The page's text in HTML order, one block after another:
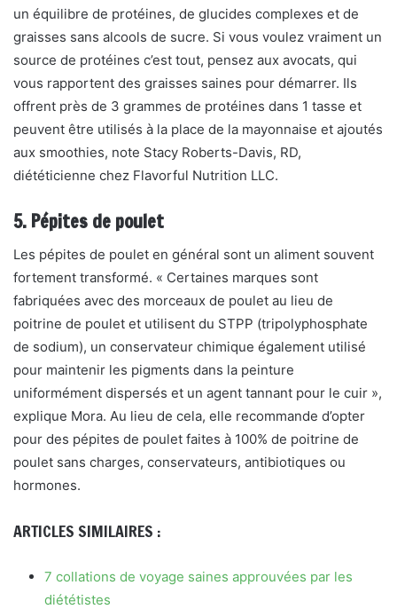
un équilibre de protéines, de glucides complexes et de
graisses sans alcools de sucre. Si vous voulez vraiment un
source de protéines c’est tout, pensez aux avocats, qui
vous rapportent des graisses saines pour démarrer. Ils
offrent près de 3 grammes de protéines dans 1 tasse et
peuvent être utilisés à la place de la mayonnaise et ajoutés
aux smoothies, note Stacy Roberts-Davis, RD,
diététicienne chez Flavorful Nutrition LLC.
5. Pépites de poulet
Les pépites de poulet en général sont un aliment souvent
fortement transformé. « Certaines marques sont
fabriquées avec des morceaux de poulet au lieu de
poitrine de poulet et utilisent du STPP (tripolyphosphate
de sodium), un conservateur chimique également utilisé
pour maintenir les pigments dans la peinture
uniformément dispersés et un agent tannant pour le cuir »,
explique Mora. Au lieu de cela, elle recommande d’opter
pour des pépites de poulet faites à 100% de poitrine de
poulet sans charges, conservateurs, antibiotiques ou
hormones.
ARTICLES SIMILAIRES :
7 collations de voyage saines approuvées par les
diététistes